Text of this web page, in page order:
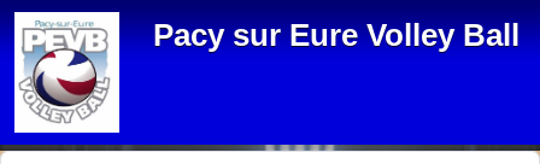
Pacy sur Eure Volley Ball
Panneau de gestion des cookies